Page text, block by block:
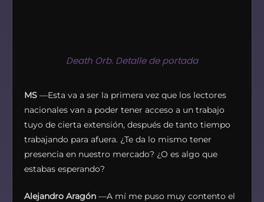
Death Orb. Detalle de portada
MS —Esta va a ser la primera vez que los lectores
nacionales van a poder tener acceso a un trabajo
tuyo de cierta extensión, después de tanto tiempo
trabajando para afuera. ¿Te da lo mismo tener
presencia en nuestro mercado? ¿O es algo que
estabas esperando?
Alejandro Aragón —A mí me puso muy contento el